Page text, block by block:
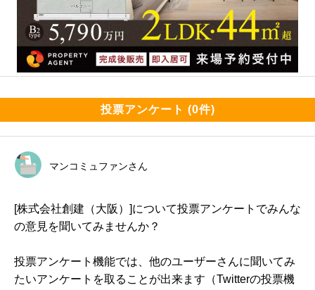
投票アンケート (0件)
マンコミュファンさん
[株式会社創建（大阪）]について投票アンケートでみんな
の意見を聞いてみませんか？
投票アンケート機能では、他のユーザーさんに聞いてみ
たいアンケートを取ることが出来ます（Twitterの投票機